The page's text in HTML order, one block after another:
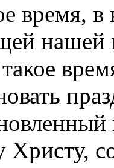
время,
нашей